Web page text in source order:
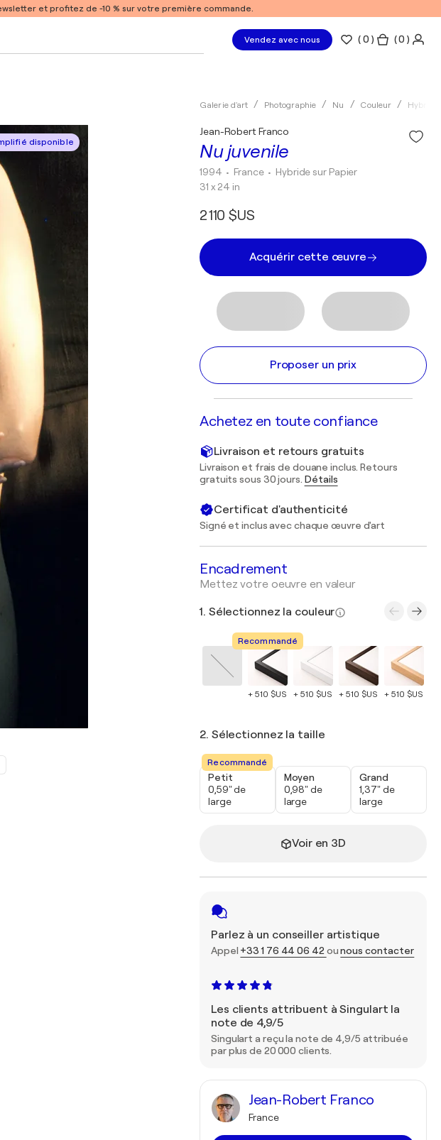
et profitez de -10 % sur votre première commande.
Vendez avec nous (0 ) ( 0 )
disponible
Galerie d'art Photographie Nu Couleur Hybride
Nu juvenile
Jean-Robert Franco
1994 • France • Hybride sur Papier
31 x 24 in
2 110 $US
Acquérir cette œuvre
Proposer un prix
Achetez en toute confiance
Livraison et retours gratuits
Livraison et frais de douane inclus. Retours
gratuits sous 30 jours. Détails
Certificat d'authenticité
Signé et inclus avec chaque œuvre d'art
Encadrement
Mettez votre oeuvre en valeur
1. Sélectionnez la couleur
Recommandé
+ 510 $US + 510 $US + 510 $US + 510 $US
2. Sélectionnez la taille
Recommandé
Petit
0,59" de
large
Moyen
0,98" de
large
Grand
1,37" de
large
Voir en 3D
Parlez à un conseiller artistique
Appel +33 1 76 44 06 42 ounous contacter
Les clients attribuent à Singulart la
note de 4,9/5
Singulart a reçu la note de 4,9/5 attribuée
par plus de 20 000 clients.
Jean-Robert Franco
France